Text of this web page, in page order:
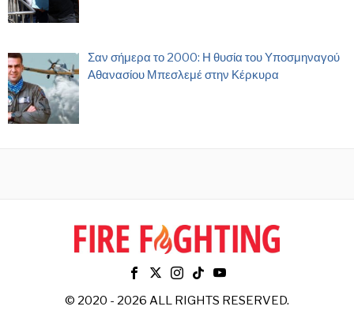
Σαν σήμερα το 2000: Η θυσία του Υποσμηναγού
Αθανασίου Μπεσλεμέ στην Κέρκυρα
© 2020 - 2026 ALL RIGHTS RESERVED.